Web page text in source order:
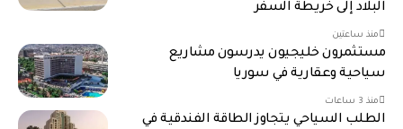
البلاد إلى خريطة السفر
منذ ساعتين
مستثمرون خليجيون يدرسون مشاريع
سياحية وعقارية في سوريا
منذ 3 ساعات
الطلب السياحي يتجاوز الطاقة الفندقية في